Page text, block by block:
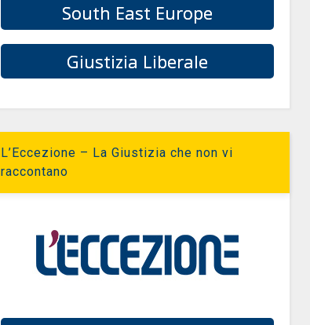
South East Europe
Giustizia Liberale
L’Eccezione – La Giustizia che non vi
raccontano